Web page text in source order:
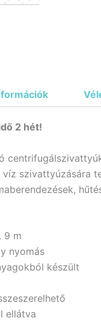
2 hét!
víz szivattyúzására
9 m
nyomás
készült
ellátva